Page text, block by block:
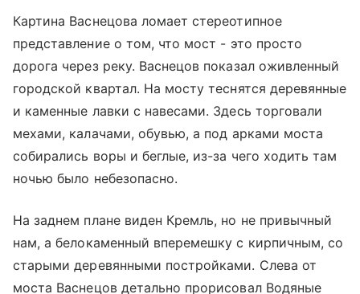
Картина Васнецова ломает стереотипное
представление о том, что мост - это просто
дорога через реку. Васнецов показал оживленный
городской квартал. На мосту теснятся деревянные
и каменные лавки с навесами. Здесь торговали
мехами, калачами, обувью, а под арками моста
собирались воры и беглые, из-за чего ходить там
ночью было небезопасно.
На заднем плане виден Кремль, но не привычный
нам, а белокаменный вперемешку с кирпичным, со
старыми деревянными постройками. Слева от
моста Васнецов детально прорисовал Водяные